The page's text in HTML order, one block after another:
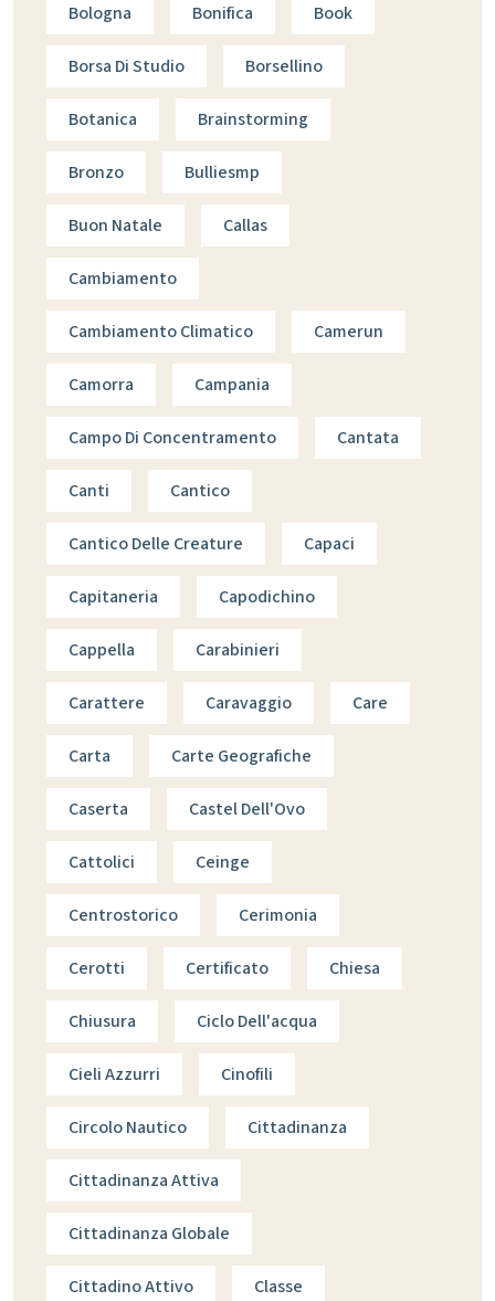
Bologna Bonifica Book
Borsa Di Studio Borsellino
Botanica Brainstorming
Bronzo Bulliesmp
Buon Natale Callas
Cambiamento
Cambiamento Climatico Camerun
Camorra Campania
Campo Di Concentramento Cantata
Canti Cantico
Cantico Delle Creature Capaci
Capitaneria Capodichino
Cappella Carabinieri
Carattere Caravaggio Care
Carta Carte Geografiche
Caserta Castel Dell'Ovo
Cattolici Ceinge
Centrostorico Cerimonia
Cerotti Certificato Chiesa
Chiusura Ciclo Dell'acqua
Cieli Azzurri Cinofili
Circolo Nautico Cittadinanza
Cittadinanza Attiva
Cittadinanza Globale
Cittadino Attivo Classe